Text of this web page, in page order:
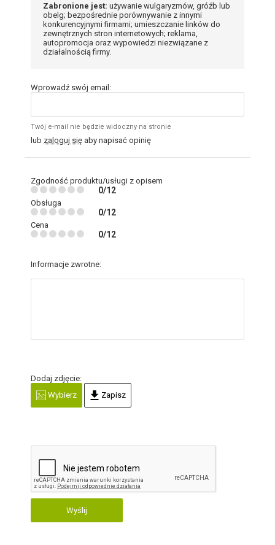
Zabronione jest: używanie wulgaryzmów, gróźb lub
obelg; bezpośrednie porównywanie z innymi
konkurencyjnymi firmami; umieszczanie linków do
zewnętrznych stron internetowych; reklama,
autopromocja oraz wypowiedzi niezwiązane z
działalnością firmy.
Wprowadź swój email:
Twój e-mail nie będzie widoczny na stronie
lub zaloguj się aby napisać opinię
Zgodność produktu/usługi z opisem
0/12
Obsługa
0/12
Cena
0/12
Informacje zwrotne:
Dodaj zdjęcie:
Wybierz
Zapisz
Wyślij